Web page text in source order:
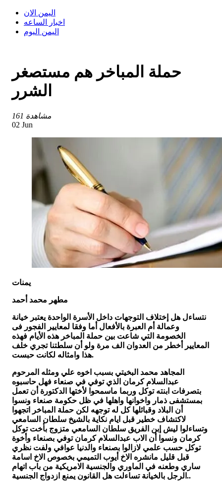
اليمن الان
اخبار الساعه
اليمن اليوم
حملة المباخر هم مستصغر
الشرر
161 مشاهدة
02 Jun
يمنات
مطهر محمد أحمد
نتساءل هل إختلاف التوجهات داخل الأسرة الواحدة يعتبر خيانة
وعمالة أم العبرة بالأفعال أما وفقا لمعايير الفجور فى
الخصومة التي شاعت بين حملة المباخر هذه الأيام فهذه
المعايير أخطر من العدوان الف مرة ولو أن سلطتنا تجري خلف
هذا وامثاله لكانت حبست.
المجاهد محمد البخيتي بسبب اخوه علي ومثله المرحوم
عبدالسلام كرمان الذي توفي في صنعاء فهل حاسبوه
بتصرفات ابنته توكل وربما ماسمحوا لأختها الدكتورة أن تعمل
بمستشفى ذمار واخوانها واهلها في ظل حكومة صنعاء ونسوا
أن البلاد وقبائلها كل له توجهه لكن حملة المباخر اتجهوا
لاكتشاف خطير قبل ايام نكاية بالشيخ سلطان السامعي
وتساءلوا ليش إبن الفريق سلطان السامعي متزوج بأخت توكل
كرمان ونسوا أن الاب عبدالسلام كرمان توفي بصنعاء وأخوة
توكل حسب علمي لازالوا بصنعاء والدنيا عوافي ولفت نظري
قبل قليل مانشره الاخ أيوب التميمي بخصوص الاخ اسامة
ساري وطعنه في الماوري والجنسية الامريكية من باب اتهام
الرجل بالخيانة تساءلت هل القانون يمنع ازدواج الجنسية..